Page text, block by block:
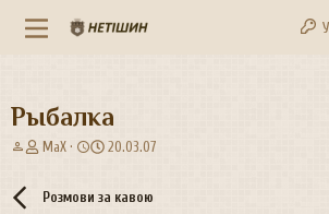
Рыбалка
А
о
MaX
Д
а
20.03.07
Розмови за кавою